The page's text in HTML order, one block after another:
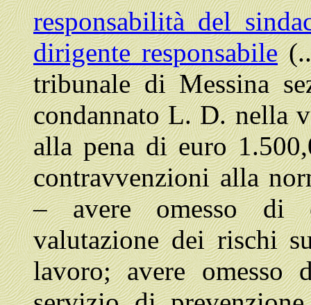
responsabilità del
dirigente responsabile
tribunale di Messina
condannato L. D. nella
alla pena di euro
contravvenzioni alla
– avere omesso di
valutazione dei rischi
lavoro; avere omesso